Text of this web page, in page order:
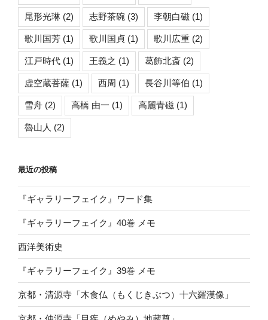
尾形光琳 (2) 志野茶碗 (3) 李朝白磁 (1)
歌川国芳 (1) 歌川国貞 (1) 歌川広重 (2)
江戸時代 (1) 王義之 (1) 葛飾北斎 (2)
虚空蔵菩薩 (1) 西周 (1) 長谷川等伯 (1)
雪舟 (2) 高橋 由一 (1) 高麗青磁 (1)
魯山人 (2)
最近の投稿
『ギャラリーフェイク』ワード集
『ギャラリーフェイク』40巻 メモ
西洋美術史
『ギャラリーフェイク』39巻 メモ
京都・清源寺「木食仏（もくじきぶつ）十六羅漢像」